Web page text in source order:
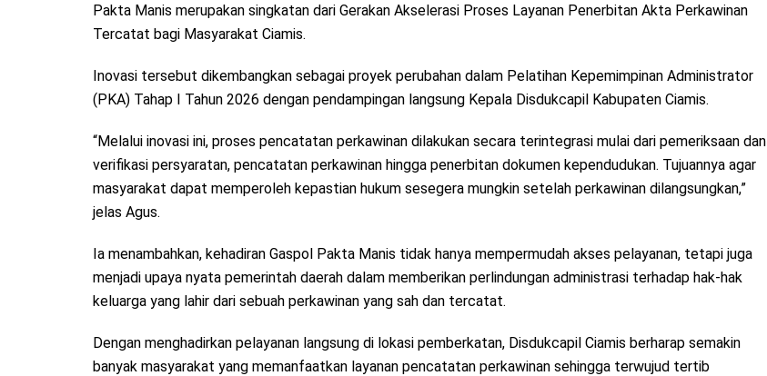
Pakta Manis merupakan singkatan dari Gerakan Akselerasi Proses Layanan Penerbitan Akta Perkawinan
Tercatat bagi Masyarakat Ciamis.
Inovasi tersebut dikembangkan sebagai proyek perubahan dalam Pelatihan Kepemimpinan Administrator
(PKA) Tahap I Tahun 2026 dengan pendampingan langsung Kepala Disdukcapil Kabupaten Ciamis.
“Melalui inovasi ini, proses pencatatan perkawinan dilakukan secara terintegrasi mulai dari pemeriksaan dan
verifikasi persyaratan, pencatatan perkawinan hingga penerbitan dokumen kependudukan. Tujuannya agar
masyarakat dapat memperoleh kepastian hukum sesegera mungkin setelah perkawinan dilangsungkan,”
jelas Agus.
Ia menambahkan, kehadiran Gaspol Pakta Manis tidak hanya mempermudah akses pelayanan, tetapi juga
menjadi upaya nyata pemerintah daerah dalam memberikan perlindungan administrasi terhadap hak-hak
keluarga yang lahir dari sebuah perkawinan yang sah dan tercatat.
Dengan menghadirkan pelayanan langsung di lokasi pemberkatan, Disdukcapil Ciamis berharap semakin
banyak masyarakat yang memanfaatkan layanan pencatatan perkawinan sehingga terwujud tertib